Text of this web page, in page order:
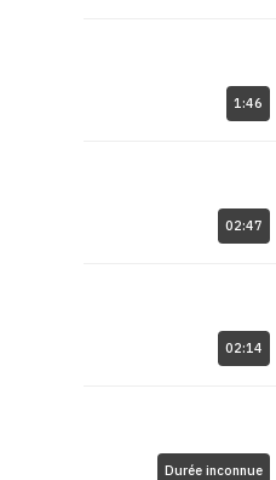
1:46
02:47
02:14
Durée inconnue